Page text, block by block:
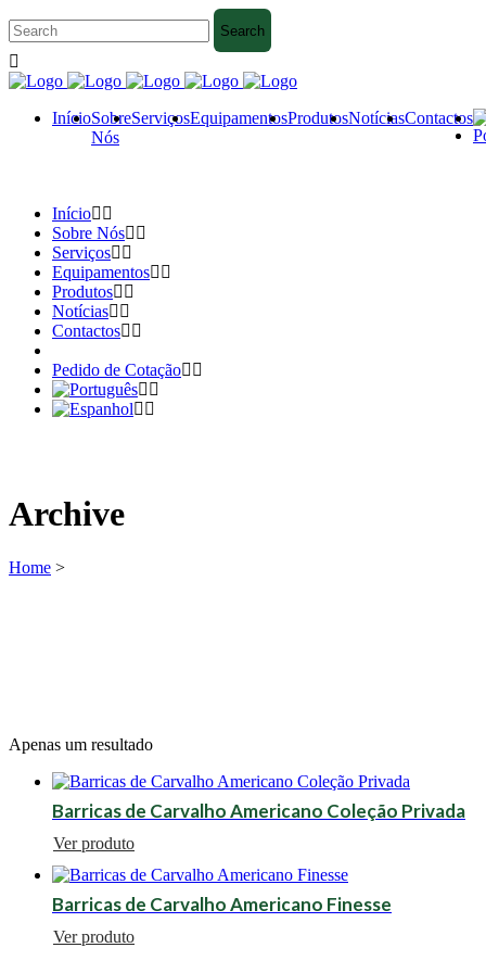
InícioSobre
Nós
ServiçosEquipamentosProdutosNotíciasContactos
Início
Sobre Nós
Serviços
Equipamentos
Produtos
Notícias
Contactos
Pedido de Cotação
Archive
Home >
Apenas um resultado
Barricas de Carvalho Americano Coleção Privada
Ver produto
Barricas de Carvalho Americano Finesse
Ver produto